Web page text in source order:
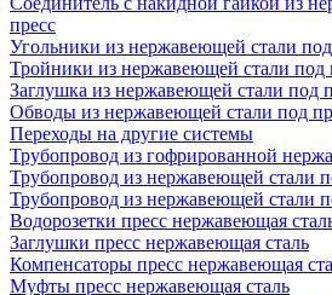
пресс
Угольники из нержавеющей стали
Тройники из нержавеющей стали под
Заглушка из нержавеющей стали под
Обводы из нержавеющей стали под
Переходы на другие системы
Трубопровод из гофрированной
Трубопровод из нержавеющей стали
Трубопровод из нержавеющей стали
Водорозетки пресс нержавеющая
Заглушки пресс нержавеющая сталь
Компенсаторы пресс нержавеющая
Муфты пресс нержавеющая сталь